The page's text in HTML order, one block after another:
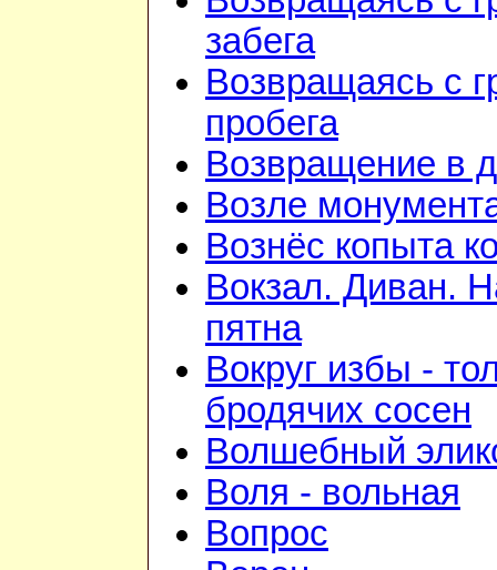
забега
Возвращаясь с
пробега
Возвращение в
Возле
Вознёс копыта
Вокзал. Диван.
пятна
Вокруг избы -
бродячих сосен
Волшебный
Воля - вольная
Вопрос